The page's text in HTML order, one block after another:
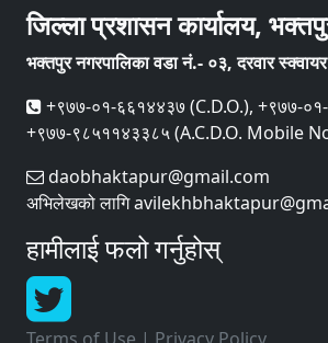
जिल्ला प्रशासन कार्यालय,
भक्तपुर नगरपालिका वडा नं.- ०३, दरवार
+९७७-०१-६६१४४३७ (C.D.O.), +९७७-
+९७७-९८५११४३३८५ (A.C.D.O. Mobile
daobhaktapur@gmail.com
अभिलेखको लागि
हामीलाई फलो गर्नुहोस्